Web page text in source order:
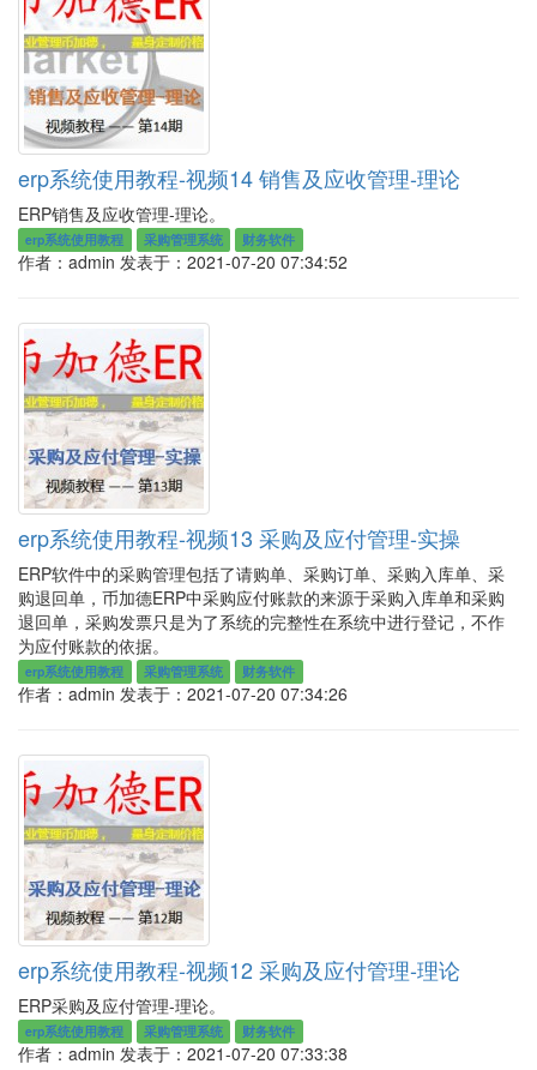
erp系统使用教程-视频14 销售及应收管理-理论
ERP销售及应收管理-理论。
erp系统使用教程 采购管理系统 财务软件
作者：admin 发表于：2021-07-20 07:34:52
erp系统使用教程-视频13 采购及应付管理-实操
ERP软件中的采购管理包括了请购单、采购订单、采购入库单、采
购退回单，币加德ERP中采购应付账款的来源于采购入库单和采购
退回单，采购发票只是为了系统的完整性在系统中进行登记，不作
为应付账款的依据。
erp系统使用教程 采购管理系统 财务软件
作者：admin 发表于：2021-07-20 07:34:26
erp系统使用教程-视频12 采购及应付管理-理论
ERP采购及应付管理-理论。
erp系统使用教程 采购管理系统 财务软件
作者：admin 发表于：2021-07-20 07:33:38